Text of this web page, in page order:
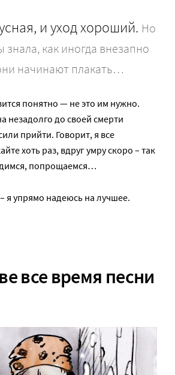
и уход хороший. Но
знала, как иногда внезапно
начинают плакать…
понятно — не это им нужно.
незадолго до своей смерти
прийти. Говорит, я все
хоть раз, вдруг умру скоро – так
попрощаемся…
я упрямо надеюсь на лучшее.
все время песни